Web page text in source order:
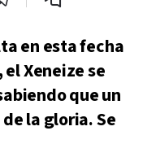
en esta fecha
Xeneize se
que un
la gloria. Se